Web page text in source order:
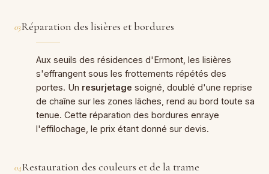
03Réparation des lisières et bordures
Aux seuils des résidences d'Ermont, les lisières
s'effrangent sous les frottements répétés des
portes. Un resurjetage soigné, doublé d'une reprise
de chaîne sur les zones lâches, rend au bord toute sa
tenue. Cette réparation des bordures enraye
l'effilochage, le prix étant donné sur devis.
04Restauration des couleurs et de la trame